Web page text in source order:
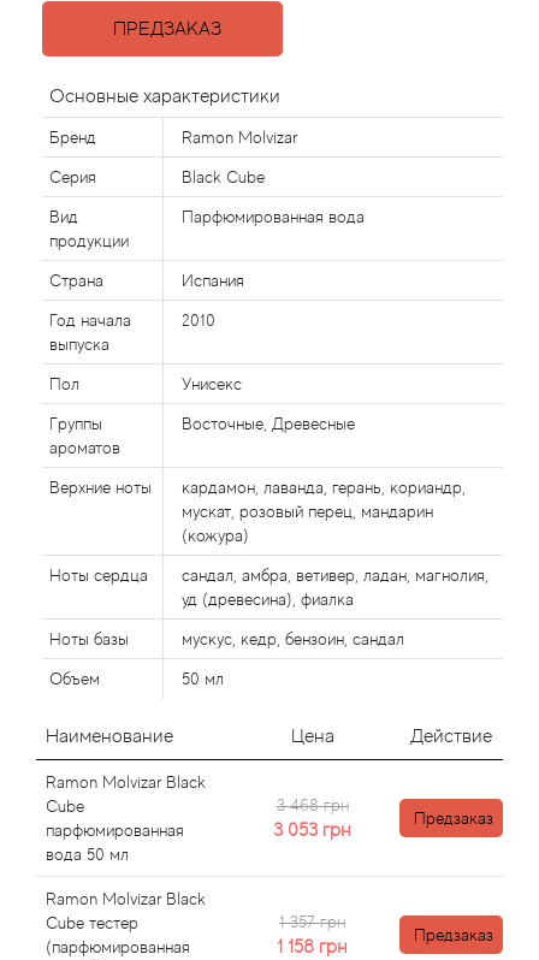
ПРЕДЗАКАЗ
Основные характеристики
Бренд Ramon Molvizar
Серия Black Cube
Вид
продукции
Парфюмированная вода
Страна Испания
Год начала
выпуска
2010
Пол Унисекс
Группы
ароматов
Восточные, Древесные
Верхние ноты
кардамон, лаванда, герань, кориандр,
мускат, розовый перец, мандарин
(кожура)
Ноты сердца
сандал, амбра, ветивер, ладан, магнолия,
уд (древесина), фиалка
Ноты базы мускус, кедр, бензоин, сандал
Объем 50 мл
Наименование Цена Действие
Ramon Molvizar Black
Cube
парфюмированная
вода 50 мл
3 468 грн
3 053 грн
Предзаказ
Ramon Molvizar Black
Cube тестер
(парфюмированная
1 357 грн
1 158 грн
Предзаказ
Aj Arabia (Widian)
Ajmal
Al Haramain
Al Jazeera
Alaia Paris
Alexander McQueen
Alexandre Barthet
Alexandre J
Alyson Oldoini
Alyssa Ashley
American Crew
Amouroud
Andre L'Arom
Angel Schlesser